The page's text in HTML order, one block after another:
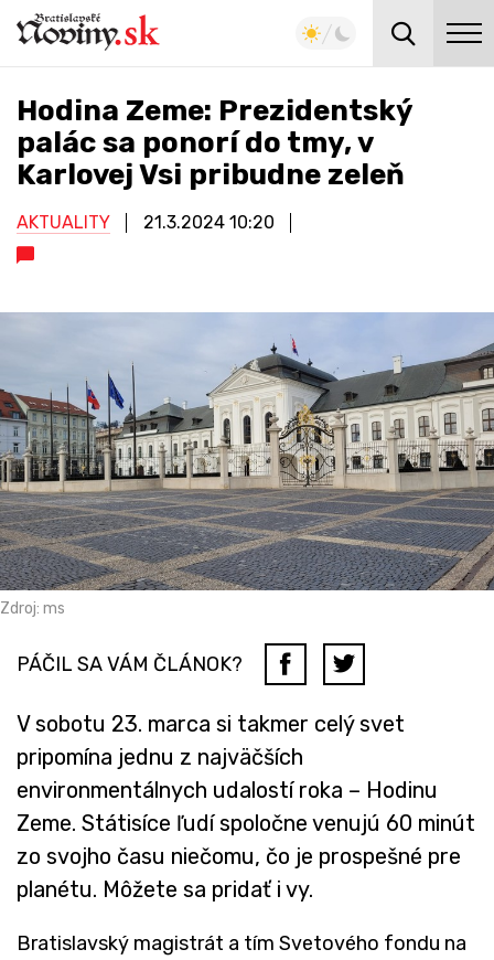
Hodina Zeme: Prezidentský
palác sa ponorí do tmy, v
Karlovej Vsi pribudne zeleň
AKTUALITY 21.3.2024 10:20
Zdroj: ms
PÁČIL SA VÁM ČLÁNOK?
V sobotu 23. marca si takmer celý svet
pripomína jednu z najväčších
environmentálnych udalostí roka – Hodinu
Zeme. Státisíce ľudí spoločne venujú 60 minút
zo svojho času niečomu, čo je prospešné pre
planétu. Môžete sa pridať i vy.
Bratislavský magistrát a tím Svetového fondu na